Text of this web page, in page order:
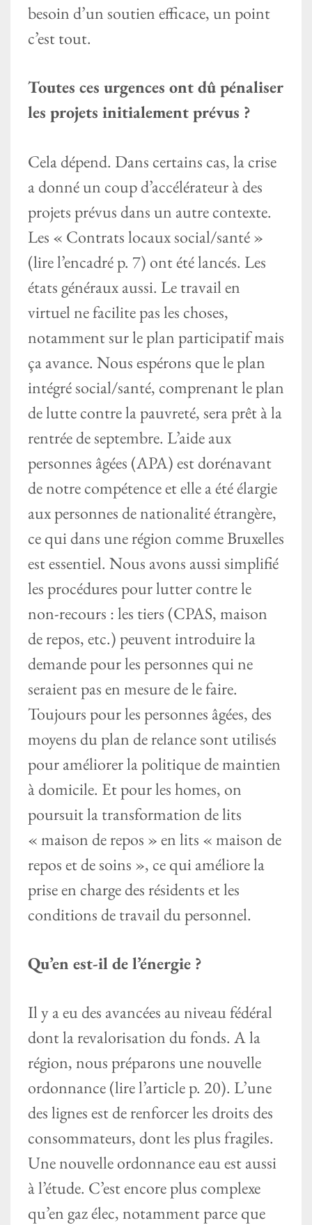
besoin d’un soutien efficace, un point
c’est tout.
Toutes ces urgences ont dû pénaliser
les projets initialement prévus ?
Cela dépend. Dans certains cas, la crise
a donné un coup d’accélérateur à des
projets prévus dans un autre contexte.
Les « Contrats locaux social/santé »
(lire l’encadré p. 7) ont été lancés. Les
états généraux aussi. Le travail en
virtuel ne facilite pas les choses,
notamment sur le plan participatif mais
ça avance. Nous espérons que le plan
intégré social/santé, comprenant le plan
de lutte contre la pauvreté, sera prêt à la
rentrée de septembre. L’aide aux
personnes âgées (APA) est dorénavant
de notre compétence et elle a été élargie
aux personnes de nationalité étrangère,
ce qui dans une région comme Bruxelles
est essentiel. Nous avons aussi simplifié
les procédures pour lutter contre le
non-recours : les tiers (CPAS, maison
de repos, etc.) peuvent introduire la
demande pour les personnes qui ne
seraient pas en mesure de le faire.
Toujours pour les personnes âgées, des
moyens du plan de relance sont utilisés
pour améliorer la politique de maintien
à domicile. Et pour les homes, on
poursuit la transformation de lits
« maison de repos » en lits « maison de
repos et de soins », ce qui améliore la
prise en charge des résidents et les
conditions de travail du personnel.
Qu’en est-il de l’énergie ?
Il y a eu des avancées au niveau fédéral
dont la revalorisation du fonds. A la
région, nous préparons une nouvelle
ordonnance (lire l’article p. 20). L’une
des lignes est de renforcer les droits des
consommateurs, dont les plus fragiles.
Une nouvelle ordonnance eau est aussi
à l’étude. C’est encore plus complexe
qu’en gaz élec, notamment parce que